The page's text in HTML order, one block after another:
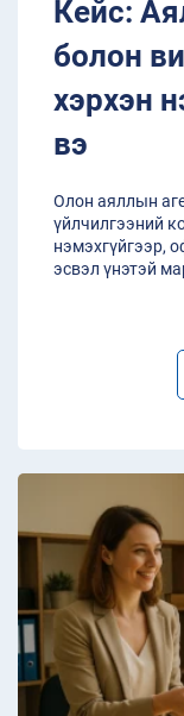
Кейс:
болон
хэрхэн
вэ
Олон аяллын
үйлчилгээний
нэмэхгүйгээр,
эсвэл үнэтэй